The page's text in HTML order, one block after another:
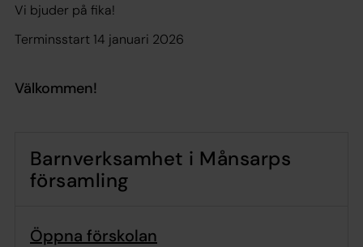
Vi bjuder på fika!
Terminsstart 14 januari 2026
Välkommen!
Barnverksamhet i Månsarps
församling
Öppna förskolan